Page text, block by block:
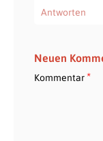
Antworten
Neuen
Kommentar*